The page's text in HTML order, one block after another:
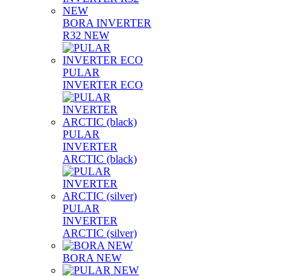
BORA INVERTER
R32 NEW
PULAR
INVERTER ECO
PULAR
INVERTER
ARCTIC (black)
PULAR
INVERTER
ARCTIC (silver)
BORA NEW